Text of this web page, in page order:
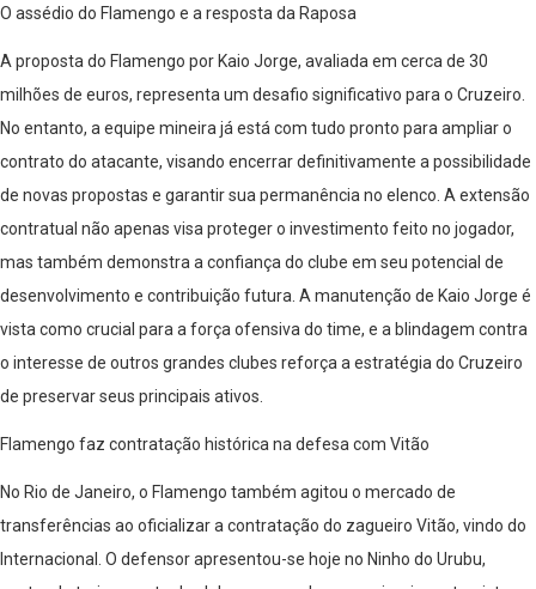
O assédio do Flamengo e a resposta da Raposa
A proposta do Flamengo por Kaio Jorge, avaliada em cerca de 30
milhões de euros, representa um desafio significativo para o Cruzeiro.
No entanto, a equipe mineira já está com tudo pronto para ampliar o
contrato do atacante, visando encerrar definitivamente a possibilidade
de novas propostas e garantir sua permanência no elenco. A extensão
contratual não apenas visa proteger o investimento feito no jogador,
mas também demonstra a confiança do clube em seu potencial de
desenvolvimento e contribuição futura. A manutenção de Kaio Jorge é
vista como crucial para a força ofensiva do time, e a blindagem contra
o interesse de outros grandes clubes reforça a estratégia do Cruzeiro
de preservar seus principais ativos.
Flamengo faz contratação histórica na defesa com Vitão
No Rio de Janeiro, o Flamengo também agitou o mercado de
transferências ao oficializar a contratação do zagueiro Vitão, vindo do
Internacional. O defensor apresentou-se hoje no Ninho do Urubu,